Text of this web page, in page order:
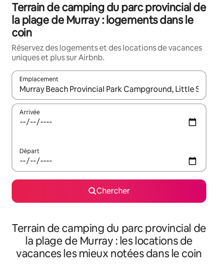
Terrain de camping du parc provincial de
la plage de Murray : logements dans le
coin
Réservez des logements et des locations de vacances
uniques et plus sur Airbnb.
Emplacement
Quand les résultats sont affichés, parcourez-les en utilisant
Arrivée
Départ
Chercher
Terrain de camping du parc provincial de
la plage de Murray : les locations de
vacances les mieux notées dans le coin